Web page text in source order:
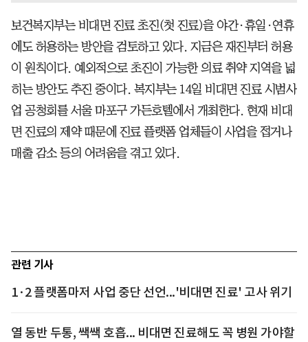
보건복지부는 비대면 진료 초진(첫 진료)을 야간·휴일·연휴
에도 허용하는 방안을 검토하고 있다. 지금은 재진부터 허용
이 원칙이다. 예외적으로 초진이 가능한 의료 취약 지역을 넓
히는 방안도 추진 중이다. 복지부는 14일 비대면 진료 시범사
업 공청회를 서울 마포구 가든호텔에서 개최한다. 현재 비대
면 진료의 제약 때문에 진료 플랫폼 업체들이 사업을 접거나
매출 감소 등의 어려움을 겪고 있다.
관련 기사
1·2 플랫폼마저 사업 중단 선언...'비대면 진료' 고사 위기
열 동반 두통, 쌕쌕 호흡... 비대면 진료해도 꼭 병원 가야할